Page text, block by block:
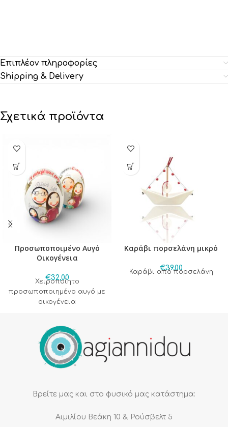
Επιπλέον πληροφορίες
Shipping & Delivery
Σχετικά προϊόντα
Προσωποποιμένο Αυγό
Οικογένεια
€32,00
Χειροποίητο
προσωποποιημένο αυγό με
οικογένεια
Καράβι πορσελάνη μικρό
€39,00
Καράβι από πορσελάνη
Βρείτε μας και στο φυσικό μας κατάστημα:
Αιμιλίου Βεάκη 10 & Ρούσβελτ 5